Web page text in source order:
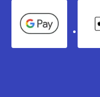
Apple
Google Pay